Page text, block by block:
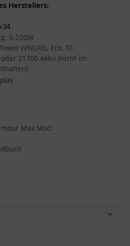
Herstellers:
5-220W
(VW),F(t), Eco, TC
21700 Akku (nicht im
Max Mod